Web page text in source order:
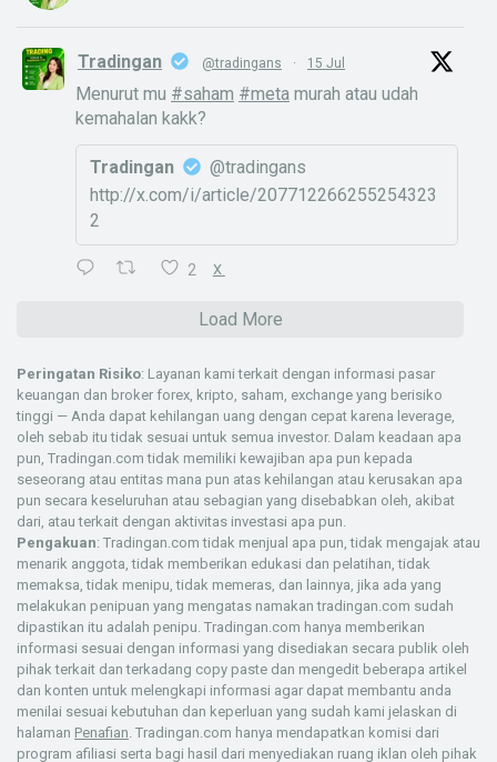
Tradingan @tradingans · 15 Jul
Menurut mu #saham #meta murah atau udah
kemahalan kakk?
Tradingan
@tradingans
http://x.com/i/article/207712266255254323
2
2 X
Load More
Peringatan Risiko: Layanan kami terkait dengan informasi pasar
keuangan dan broker forex, kripto, saham, exchange yang berisiko
tinggi — Anda dapat kehilangan uang dengan cepat karena leverage,
oleh sebab itu tidak sesuai untuk semua investor. Dalam keadaan apa
pun, Tradingan.com tidak memiliki kewajiban apa pun kepada
seseorang atau entitas mana pun atas kehilangan atau kerusakan apa
pun secara keseluruhan atau sebagian yang disebabkan oleh, akibat
dari, atau terkait dengan aktivitas investasi apa pun.
Pengakuan: Tradingan.com tidak menjual apa pun, tidak mengajak atau
menarik anggota, tidak memberikan edukasi dan pelatihan, tidak
memaksa, tidak menipu, tidak memeras, dan lainnya, jika ada yang
melakukan penipuan yang mengatas namakan tradingan.com sudah
dipastikan itu adalah penipu. Tradingan.com hanya memberikan
informasi sesuai dengan informasi yang disediakan secara publik oleh
pihak terkait dan terkadang copy paste dan mengedit beberapa artikel
dan konten untuk melengkapi informasi agar dapat membantu anda
menilai sesuai kebutuhan dan keperluan yang sudah kami jelaskan di
halaman Penafian. Tradingan.com hanya mendapatkan komisi dari
program afiliasi serta bagi hasil dari menyediakan ruang iklan oleh pihak